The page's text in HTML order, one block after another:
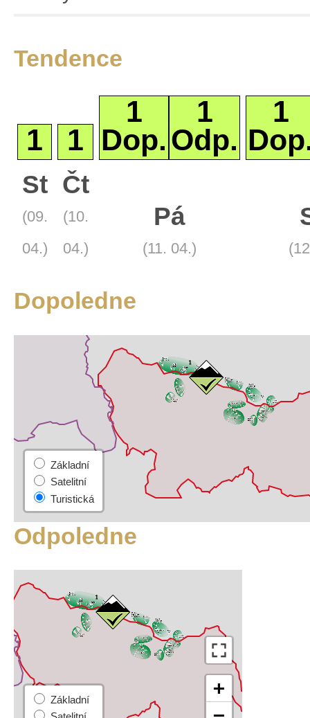
Tendence
1 1
1
Dop.
1
Odp.
1
St
(09.
04.)
Čt
(10.
04.)
Pá
(11. 04.)
Dopoledne
Odpoledne
Základní
Turistická
Leaflet